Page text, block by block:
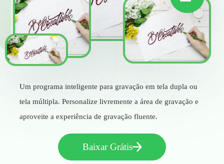
Um programa inteligente para gravação em tela dupla ou
tela múltipla. Personalize livremente a área de gravação e
aproveite a experiência de gravação fluente.
Baixar Grátis